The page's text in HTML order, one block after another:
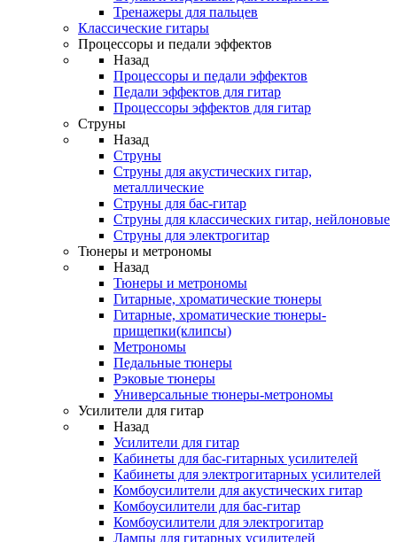
Тренажеры для пальцев
Классические гитары
Процессоры и педали эффектов
Назад
Процессоры и педали эффектов
Педали эффектов для гитар
Процессоры эффектов для гитар
Струны
Назад
Струны
Струны для акустических гитар,
металлические
Струны для бас-гитар
Струны для классических гитар, нейлоновые
Струны для электрогитар
Тюнеры и метрономы
Назад
Тюнеры и метрономы
Гитарные, хроматические тюнеры
Гитарные, хроматические тюнеры-
прищепки(клипсы)
Метрономы
Педальные тюнеры
Рэковые тюнеры
Универсальные тюнеры-метрономы
Усилители для гитар
Назад
Усилители для гитар
Кабинеты для бас-гитарных усилителей
Кабинеты для электрогитарных усилителей
Комбоусилители для акустических гитар
Комбоусилители для бас-гитар
Комбоусилители для электрогитар
Лампы для гитарных усилителей